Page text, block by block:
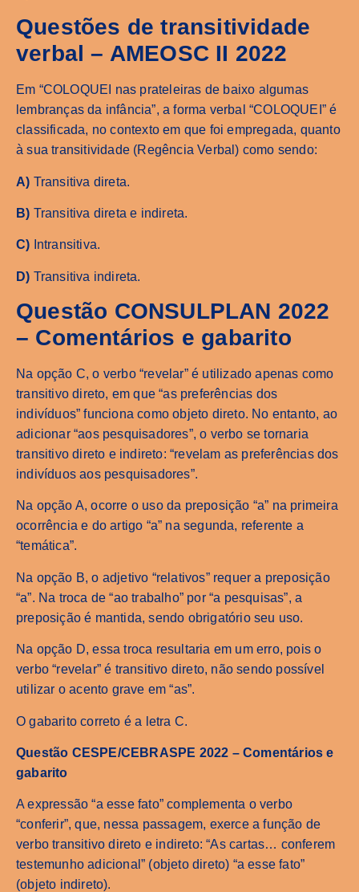
Questões de transitividade
verbal – AMEOSC II 2022
Em “COLOQUEI nas prateleiras de baixo algumas
lembranças da infância”, a forma verbal “COLOQUEI” é
classificada, no contexto em que foi empregada, quanto
à sua transitividade (Regência Verbal) como sendo:
A) Transitiva direta.
B) Transitiva direta e indireta.
C) Intransitiva.
D) Transitiva indireta.
Questão CONSULPLAN 2022
– Comentários e gabarito
Na opção C, o verbo “revelar” é utilizado apenas como
transitivo direto, em que “as preferências dos
indivíduos” funciona como objeto direto. No entanto, ao
adicionar “aos pesquisadores”, o verbo se tornaria
transitivo direto e indireto: “revelam as preferências dos
indivíduos aos pesquisadores”.
Na opção A, ocorre o uso da preposição “a” na primeira
ocorrência e do artigo “a” na segunda, referente a
“temática”.
Na opção B, o adjetivo “relativos” requer a preposição
“a”. Na troca de “ao trabalho” por “a pesquisas”, a
preposição é mantida, sendo obrigatório seu uso.
Na opção D, essa troca resultaria em um erro, pois o
verbo “revelar” é transitivo direto, não sendo possível
utilizar o acento grave em “as”.
O gabarito correto é a letra C.
Questão CESPE/CEBRASPE 2022 – Comentários e
gabarito
A expressão “a esse fato” complementa o verbo
“conferir”, que, nessa passagem, exerce a função de
verbo transitivo direto e indireto: “As cartas… conferem
testemunho adicional” (objeto direto) “a esse fato”
(objeto indireto).